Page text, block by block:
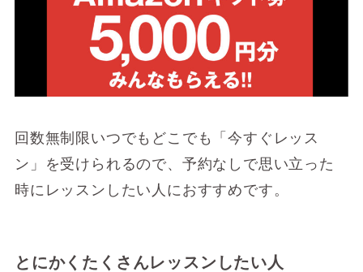
回数無制限いつでもどこでも「今すぐレッス
ン」を受けられるので、予約なしで思い立った
時にレッスンしたい人におすすめです。
とにかくたくさんレッスンしたい人